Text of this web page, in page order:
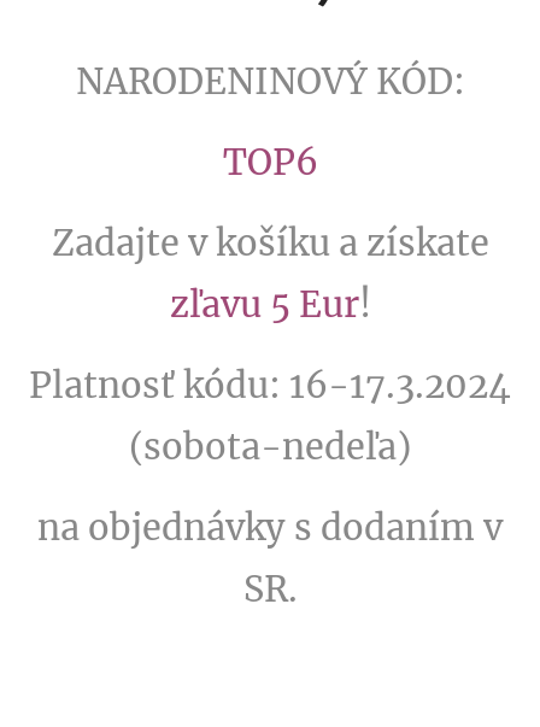
NARODENINOVÝ KÓD:
TOP6
Zadajte v košíku a získate
zľavu 5 Eur!
Platnosť kódu: 16-17.3.2024
(sobota-nedeľa)
na objednávky s dodaním v
SR.